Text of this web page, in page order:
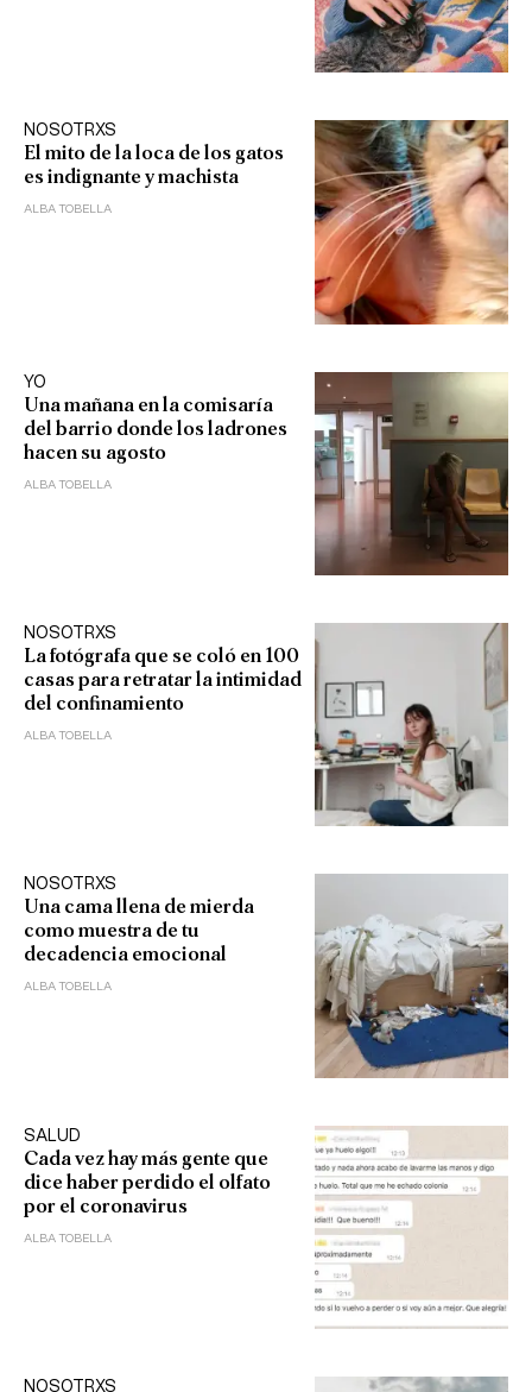
NOSOTRXS
El mito de la loca de los gatos
es indignante y machista
ALBA TOBELLA
YO
Una mañana en la comisaría
del barrio donde los ladrones
hacen su agosto
ALBA TOBELLA
NOSOTRXS
La fotógrafa que se coló en 100
casas para retratar la intimidad
del confinamiento
ALBA TOBELLA
NOSOTRXS
Una cama llena de mierda
como muestra de tu
decadencia emocional
ALBA TOBELLA
SALUD
Cada vez hay más gente que
dice haber perdido el olfato
por el coronavirus
ALBA TOBELLA
NOSOTRXS